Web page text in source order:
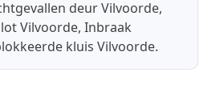
deur Vilvoorde,
Vilvoorde,Inbraak
kluis Vilvoorde.